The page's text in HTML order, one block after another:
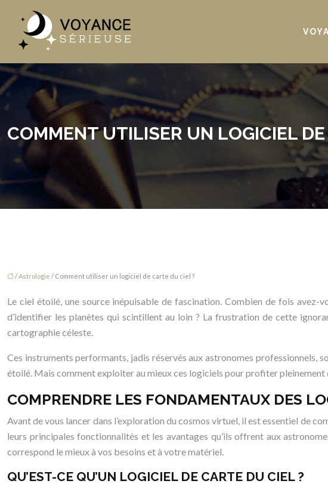
COMMENT UTILISER UN LOGICIEL
/Astrologie / Comment utiliser un logiciel de carte du ciel ?
Le ciel étoilé, une source inépuisable de fascination. Combien de fois avez-
d’identifier les planètes qui scintillent au loin ? La frustration de cette
cartographie céleste.
Ces instruments performants, jadis réservés aux astronomes professionnels,
étoilé. Mais comment exploiter au mieux ces logiciels pour profiter pleinement
COMPRENDRE LES FONDAMENTAUX DES
Avant de vous lancer dans l’exploration du cosmos virtuel, il est essentiel de
leurs principales fonctionnalités et les avantages qu’ils offrent aux
correspond le mieux à vos besoins et à votre matériel.
QU’EST-CE QU’UN LOGICIEL DE CARTE DU CIEL ?